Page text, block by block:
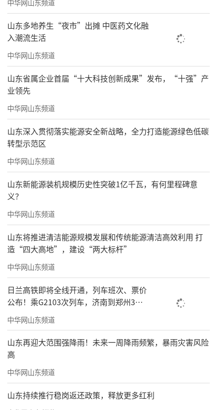
港博雅美术馆、中国美术学院美术馆、浙江省
国际美术交流中心、杭州风雅文化艺术有限公
司、浙江省油画家协会、金华市博物馆、兰溪
市博物馆、浦江县美术馆等专业艺术机构和海
内外私人藏家珍藏。
中华网山东频道
山东多地养生“夜市”出摊 中医药文化融
入潮流生活
中华网山东频道
山东省属企业首届“十大科技创新成果”发布，“十强”产
业领先
中华网山东频道
山东深入贯彻落实能源安全新战略，全力打造能源绿色低碳
转型示范区
中华网山东频道
山东新能源装机规模历史性突破1亿千瓦，有何里程碑意
义？
中华网山东频道
山东将推进清洁能源规模发展和传统能源清洁高效利用 打
造“四大高地”，建设“两大标杆”
中华网山东频道
日兰高铁即将全线开通，列车班次、票价
公布！乘G2103次列车，济南到郑州3小
时到达
中华网山东频道
山东再迎大范围强降雨！未来一周降雨频繁，暴雨灾害风险
高
中华网山东频道
山东持续推行稳岗返还政策，释放更多红利